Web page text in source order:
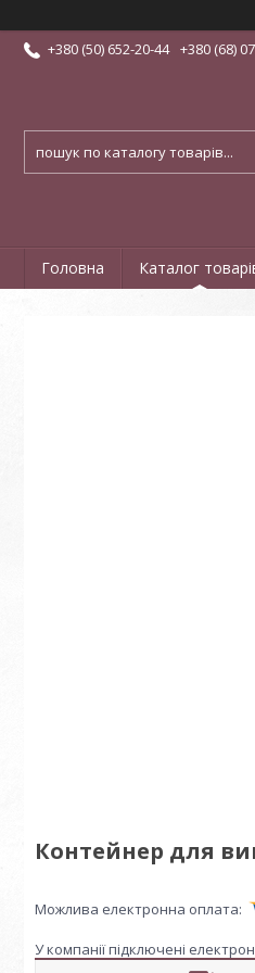
+380 (50) 652-20-44 +380 (68)
Головна Каталог
Контейнер для
У компанії підключені